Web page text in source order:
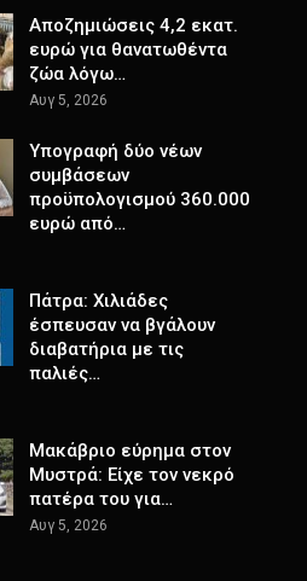
Αποζημιώσεις 4,2 εκατ.
ευρώ για θανατωθέντα
ζώα λόγω…
Αυγ 5, 2026
Υπογραφή δύο νέων
συμβάσεων
προϋπολογισμού 360.000
ευρώ από…
Πάτρα: Χιλιάδες
έσπευσαν να βγάλουν
διαβατήρια με τις
παλιές…
Μακάβριο εύρημα στον
Μυστρά: Είχε τον νεκρό
πατέρα του για…
Αυγ 5, 2026